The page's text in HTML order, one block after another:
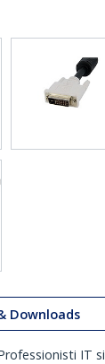
Downloads
IT si